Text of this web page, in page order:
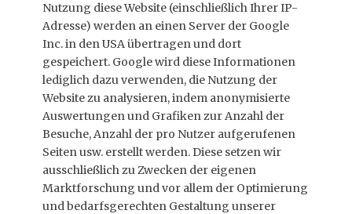
Nutzung diese Website (einschließlich Ihrer IP-
Adresse) werden an einen Server der Google
Inc. in den USA übertragen und dort
gespeichert. Google wird diese Informationen
lediglich dazu verwenden, die Nutzung der
Website zu analysieren, indem anonymisierte
Auswertungen und Grafiken zur Anzahl der
Besuche, Anzahl der pro Nutzer aufgerufenen
Seiten usw. erstellt werden. Diese setzen wir
ausschließlich zu Zwecken der eigenen
Marktforschung und vor allem der Optimierung
und bedarfsgerechten Gestaltung unserer